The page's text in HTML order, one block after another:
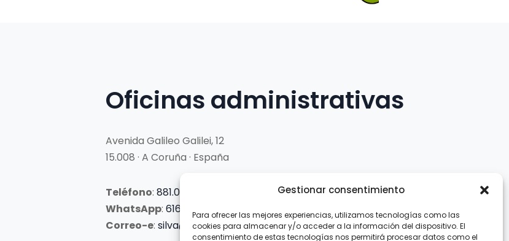
Gestionar consentimiento
Para ofrecer las mejores experiencias, utilizamos tecnologías como las
cookies para almacenar y/o acceder a la información del dispositivo. El
consentimiento de estas tecnologías nos permitirá procesar datos como el
Oficinas administrativas
Avenida Galileo Galilei, 12
15.008 · A Coruña · España
Teléfono: 881.069.303
WhatsApp: 616.897.466
Correo-e: silva@clubsilva.com